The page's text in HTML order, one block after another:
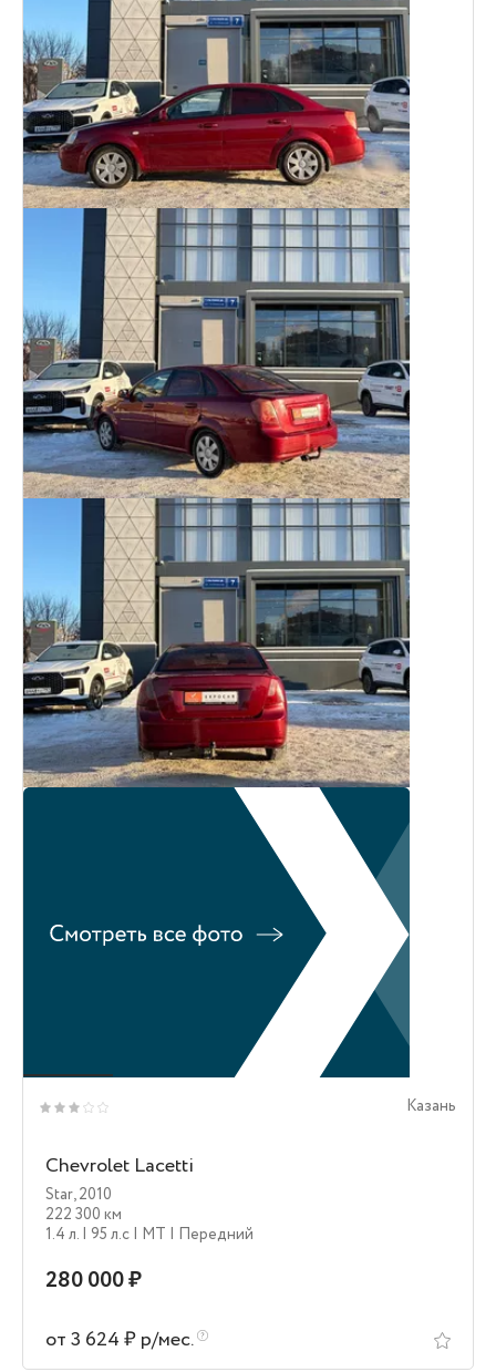
Казань
Chevrolet Lacetti
Star,2010
222 300 км
1.4 л. | 95 л.c | MT | Передний
280 000 ₽
от 3 624 ₽ р/мес.